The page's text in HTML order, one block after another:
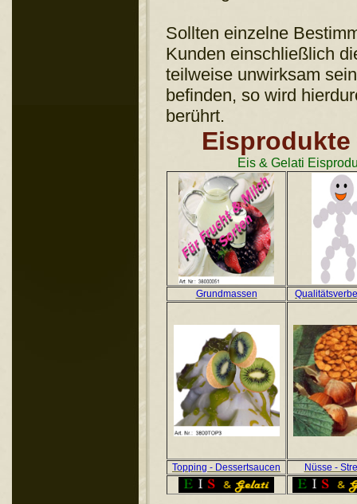
Sollten einzelne
Kunden einschließlich
teilweise unwirksam
befinden, so wird
berührt.
Eis & Gelati
Grundmassen
Topping - Dessertsaucen Nüsse -